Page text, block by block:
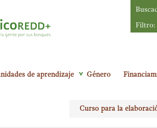
Filtro:
de aprendizaje Género
Curso para la